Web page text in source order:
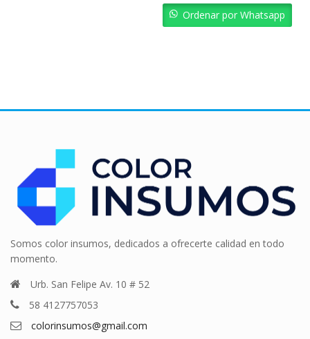
Bs. 18.342,41.Bs.
Ordenar por Whatsapp
Somos color insumos, dedicados a ofrecerte calidad en todo
momento.
Urb. San Felipe Av. 10 # 52
58 4127757053
colorinsumos@gmail.com